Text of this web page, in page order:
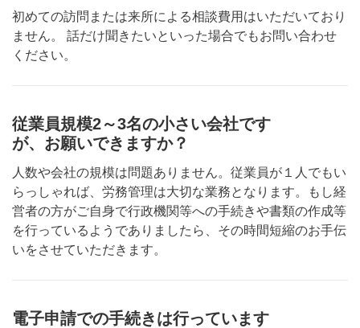
初めての訪問または来所による相談費用はいただいており
ません。 話だけ聞きたいといった場合でもお問い合わせ
ください。
従業員規模2～3名の小さい会社です
が、お願いできますか？
人数や会社の規模は問題ありません。従業員が１人でもい
らっしゃれば、労務管理は大切な業務となります。もし経
営者の方がご自身で行政機関等への手続きや書類の作成等
を行っているようでありましたら、その時間短縮のお手伝
いをさせていただきます。
電子申請での手続きは行っています